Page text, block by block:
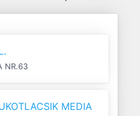
NR.63
MEDIA